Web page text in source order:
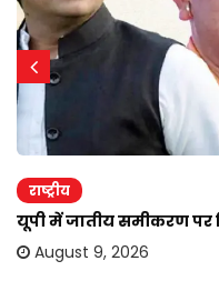
राष्ट्रीय
यूपी में जातीय समीकरण पर
August 9, 2026